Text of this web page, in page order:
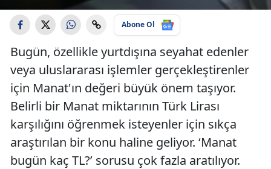
Abone Ol
Bugün, özellikle yurtdışına seyahat edenler
veya uluslararası işlemler gerçekleştirenler
için Manat'ın değeri büyük önem taşıyor.
Belirli bir Manat miktarının Türk Lirası
karşılığını öğrenmek isteyenler için sıkça
araştırılan bir konu haline geliyor. ‘Manat
bugün kaç TL?’ sorusu çok fazla aratılıyor.